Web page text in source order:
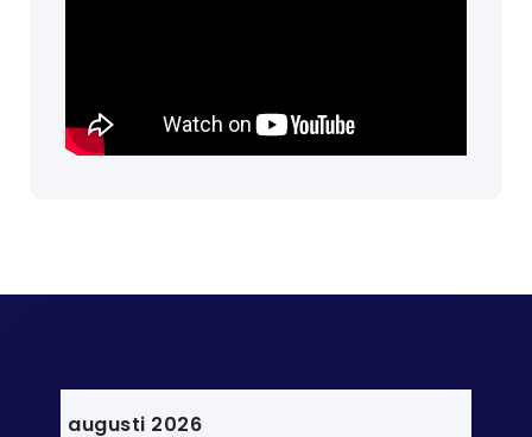
augusti 2026